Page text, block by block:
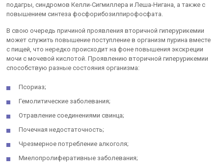
подагры, синдромов Келли-Сигмиллера и Леша-Нигана, а также с
повышением синтеза фосфорибозилпирофосфата.
В свою очередь причиной проявления вторичной гиперурикемии
может служить повышение поступление в организм пурина вместе
с пищей, что нередко происходит на фоне повышения экскреции
мочи с мочевой кислотой. Проявлению вторичной гиперурикемии
способствую разные состояния организма:
Псориаз;
Гемолитические заболевания;
Отравление соединениями свинца;
Почечная недостаточность;
Чрезмерное потребление алкоголя;
Миелопролиферативные заболевания;